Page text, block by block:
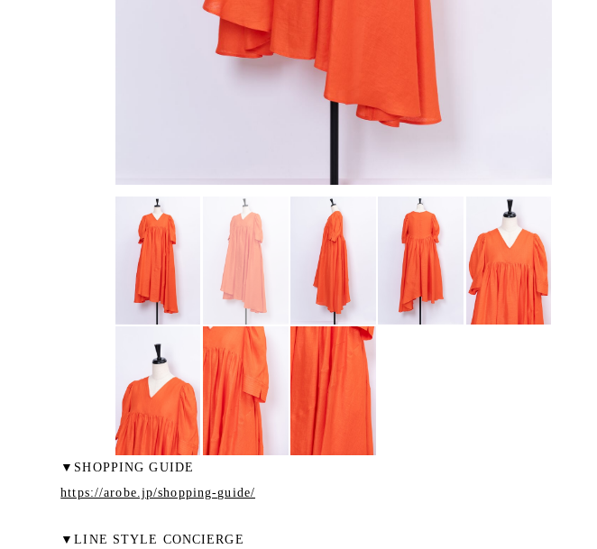
▼SHOPPING GUIDE
https://arobe.jp/shopping-guide/
▼LINE STYLE CONCIERGE